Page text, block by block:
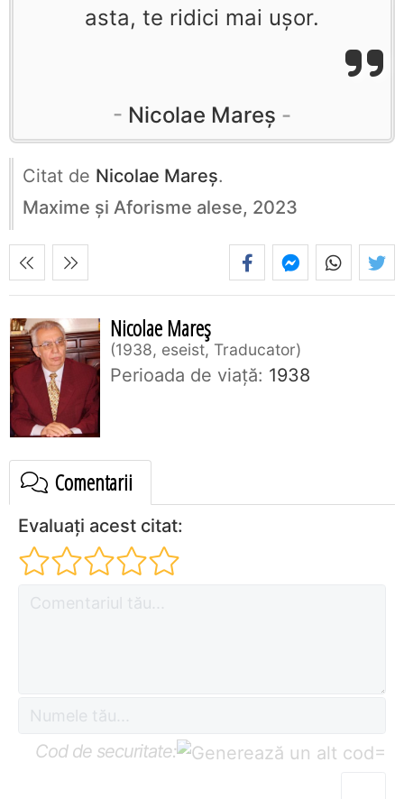
asta, te ridici mai uşor.
Nicolae Mareș
Citat de Nicolae Mareș.
Maxime și Aforisme alese, 2023
Nicolae Mareș
1938, eseist, Traducator
Perioada de viaţă: 1938
Comentarii
Evaluați acest citat:
Cod de securitate: =